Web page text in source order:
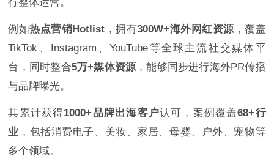
行整体运营。
例如热点营销Hotlist ，拥有300W+海外网红资源，覆盖
TikTok、Instagram、YouTube等全球主流社交媒体平
台，同时整合5万+媒体资源，能够同步进行海外PR传播
与品牌曝光。
其累计获得1000+品牌出海客户认可，案例覆盖68+行
业 ，包括消费电子、美妆、家居、母婴、户外、宠物等
多个领域。